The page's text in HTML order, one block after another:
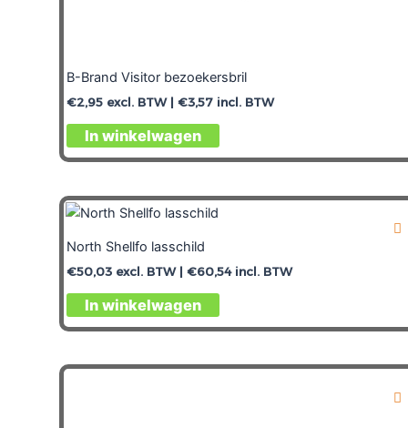
B-Brand Visitor bezoekersbril
€2,95 excl. BTW | €3,57 incl. BTW
In winkelwagen
North Shellfo lasschild
€50,03 excl. BTW | €60,54incl. BTW
In winkelwagen